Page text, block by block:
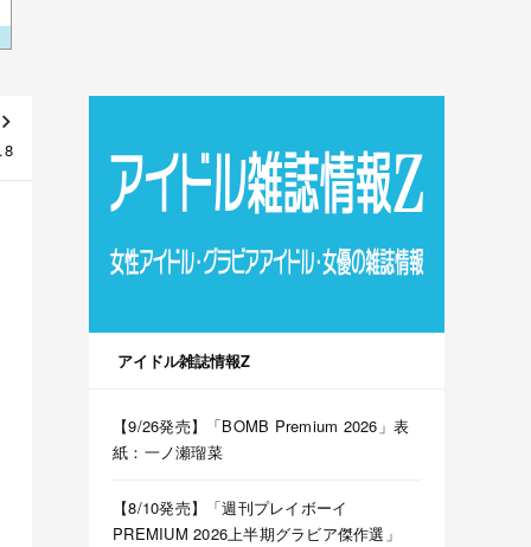
アイドル雑誌情報Z
【9/26発売】「BOMB Premium 2026」表
紙：一ノ瀬瑠菜
【8/10発売】「週刊プレイボーイ
PREMIUM 2026上半期グラビア傑作選」